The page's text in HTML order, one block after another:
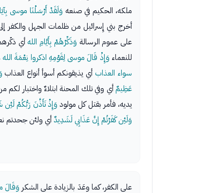
ملكه، الحكيم في صنعه وَلَقَدْ أَرْسَلْنَا موسى
أخرج بني إِسرائيل من ظلمات الجهل والكفر
على عموم الرسالة وَذَكِّرْهُمْ بِأَيَّامِ اللهأي
للنعماء وَإِذْ قَالَ موسى لِقَوْمِهِ اذكروا نِعْمَةَ
سواء العذابأي يذيقونكم أسوأ أنواع العذاب
عَظِيمٌأي وفي تلك المحنة ابتلاءٌ واختبار
يديه، فأمر بقتل كل مولود وَإِذْ تَأَذَّنَ رَبُّكُمْ لَئِن
وَلَئِن كَفَرْتُمْ إِنَّ عَذَابِي لَشَدِيدٌأي ولئن جحدتم
على الكفر، كما وعَدَ بالزيادة على الشكر وَقَالَ